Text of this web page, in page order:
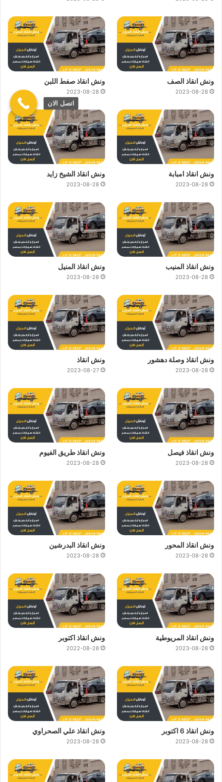
ونش انقاذ الصف
2023-08-28
ونش انقاذ صفط اللبن
2023-08-28
ونش انقاذ امبابة
2023-08-28
ونش انقاذ الشيخ زايد
2023-08-28
ونش انقاذ المنيب
2023-08-28
ونش انقاذ المنيل
2023-08-28
ونش انقاذ وصلة دهشور
2023-08-28
ونش انقاذ
2023-08-27
ونش انقاذ فيصل
2023-08-28
ونش انقاذ طريق الفيوم
2023-08-28
ونش انقاذ المحور
2023-08-28
ونش انقاذ البدرشين
2023-08-28
ونش انقاذ المريوطية
2023-08-28
ونش انقاذ اكتوبر
2022-08-28
ونش انقاذ 6 اكتوبر
2023-08-28
ونش انقاذ علي الصحراوي
2023-08-28
اتصل الان